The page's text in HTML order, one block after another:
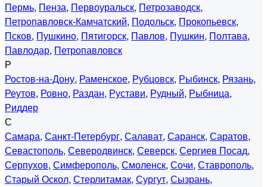
Пермь, Пенза, Первоуральск, Петрозаводск,
Петропавловск-Камчатский, Подольск, Прокопьевск,
Псков, Пушкино, Пятигорск, Павлов, Пушкин, Полтава,
Павлодар, Петропавловск
Р
Ростов-на-Дону, Раменское, Рубцовск, Рыбинск, Рязань,
Реутов, Ровно, Раздан, Рустави, Рудный, Рыбница,
Риддер
С
Самара, Санкт-Петербург, Салават, Саранск, Саратов,
Севастополь, Северодвинск, Северск, Сергиев Посад,
Серпухов, Симферополь, Смоленск, Сочи, Ставрополь,
Старый Оскол, Стерлитамак, Сургут, Сызрань,